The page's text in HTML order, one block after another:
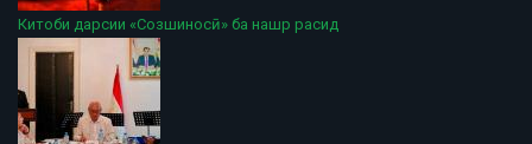
Китоби дарсии «Созшиносӣ» ба нашр расид